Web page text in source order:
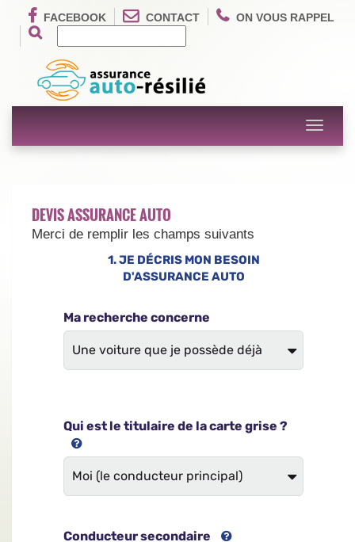
FACEBOOK CONTACT ON VOUS RAPPEL
Toggle
DEVIS ASSURANCE AUTO
Merci de remplir les champs suivants